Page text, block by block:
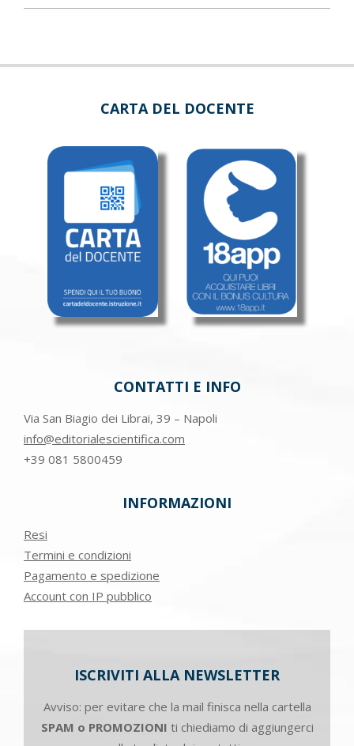
CARTA DEL DOCENTE
CONTATTI E INFO
Via San Biagio dei Librai, 39 – Napoli
info@editorialescientifica.com
+39 081 5800459
INFORMAZIONI
Resi
Termini e condizioni
Pagamento e spedizione
Account con IP pubblico
ISCRIVITI ALLA NEWSLETTER
Avviso: per evitare che la mail finisca nella cartella
SPAM o PROMOZIONI ti chiediamo di aggiungerci